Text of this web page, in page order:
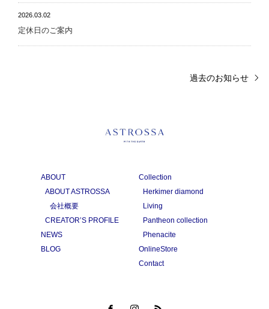
2026.03.02
定休日のご案内
過去のお知らせ
ABOUT
ABOUT ASTROSSA
会社概要
CREATOR’S PROFILE
NEWS
BLOG
Collection
Herkimer diamond
Living
Pantheon collection
Phenacite
OnlineStore
Contact